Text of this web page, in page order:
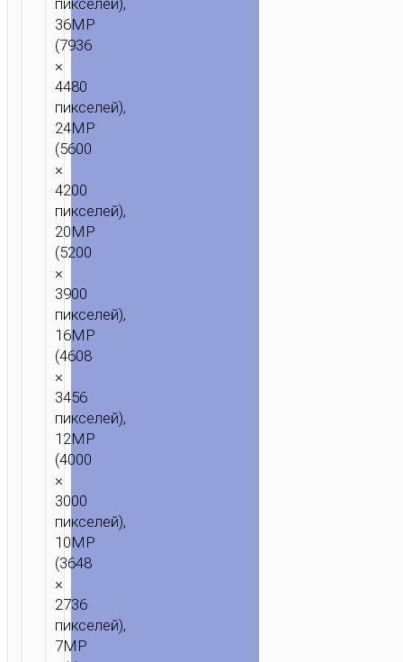
пикселей),
36MP
(7936
×
4480
пикселей),
24MP
(5600
×
4200
пикселей),
20MP
(5200
×
3900
пикселей),
16MP
(4608
×
3456
пикселей),
12MP
(4000
×
3000
пикселей),
10MP
(3648
×
2736
пикселей),
7MP